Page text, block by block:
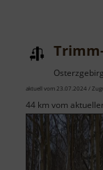
aktuell vom 23.07.2024 /
44 km vom